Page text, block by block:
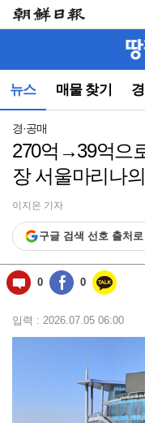
뉴스 매물 찾기
뉴
(컨
동)
경·공매
270억→39억으
장 서울마리나
이지은 기자
구글 검색 선호 출처
0 0
입력 : 2026.07.05 06:00